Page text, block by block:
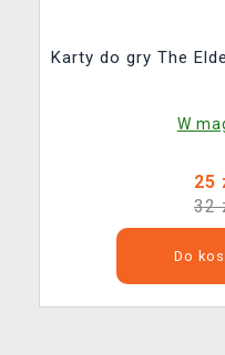
Karty do gry The
W
25
32
Do